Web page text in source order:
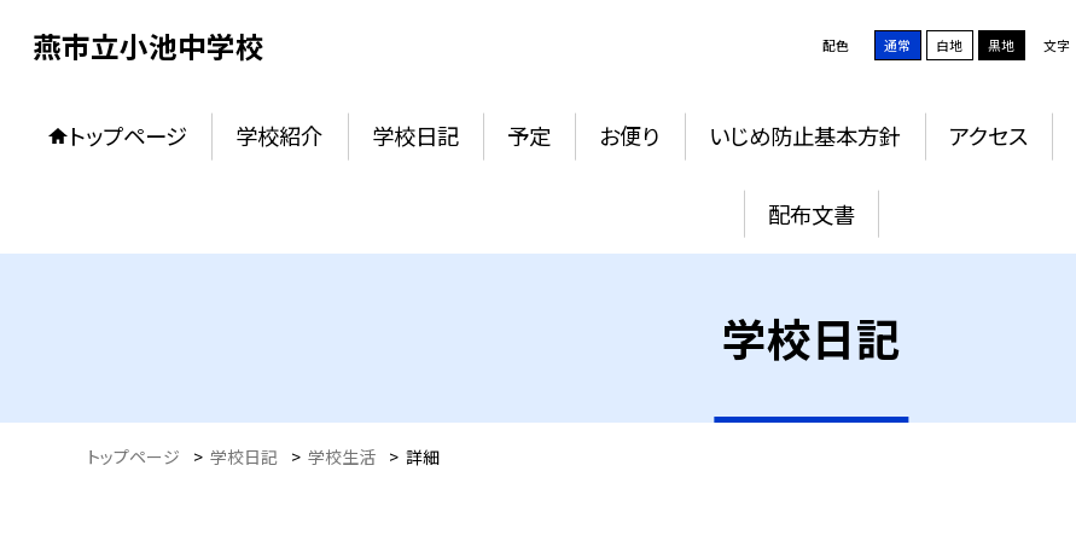
燕市立小池中学校 配色 通常 白地 黒地 文字
トップページ 学校紹介 学校日記 予定 お便り いじめ防止基本方針 アクセス
配布文書
学校日記
トップページ > 学校日記 > 学校生活 > 詳細